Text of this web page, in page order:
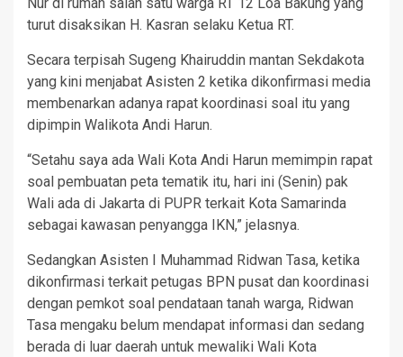
Nur di rumah salah satu warga RT 12 Loa Bakung yang
turut disaksikan H. Kasran selaku Ketua RT.
Secara terpisah Sugeng Khairuddin mantan Sekdakota
yang kini menjabat Asisten 2 ketika dikonfirmasi media
membenarkan adanya rapat koordinasi soal itu yang
dipimpin Walikota Andi Harun.
“Setahu saya ada Wali Kota Andi Harun memimpin rapat
soal pembuatan peta tematik itu, hari ini (Senin) pak
Wali ada di Jakarta di PUPR terkait Kota Samarinda
sebagai kawasan penyangga IKN,” jelasnya.
Sedangkan Asisten I Muhammad Ridwan Tasa, ketika
dikonfirmasi terkait petugas BPN pusat dan koordinasi
dengan pemkot soal pendataan tanah warga, Ridwan
Tasa mengaku belum mendapat informasi dan sedang
berada di luar daerah untuk mewaliki Wali Kota